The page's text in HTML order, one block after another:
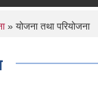
» योजना तथा परियोजना